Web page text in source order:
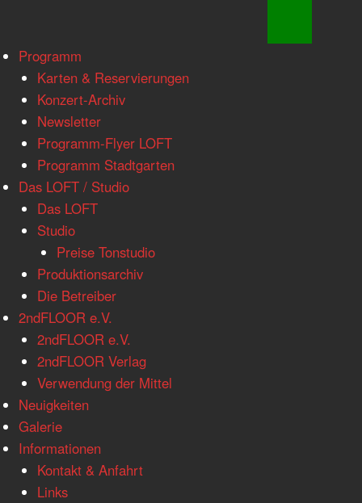
www.loftkoeln.de
navigation
Skip
content
Programm
Karten & Reservierungen
Konzert-Archiv
Newsletter
Programm-Flyer LOFT
Programm Stadtgarten
Das LOFT / Studio
Das LOFT
Studio
Preise Tonstudio
Produktionsarchiv
Die Betreiber
2ndFLOOR e.V.
2ndFLOOR e.V.
2ndFLOOR Verlag
Verwendung der Mittel
Neuigkeiten
Galerie
Informationen
Kontakt & Anfahrt
Links